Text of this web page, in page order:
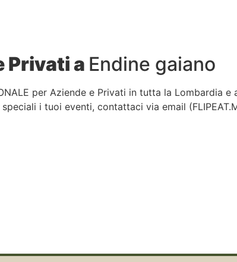
Privati a Endine gaiano
per Aziende e Privati in tutta la Lombardia e
i tuoi eventi, contattaci via email (